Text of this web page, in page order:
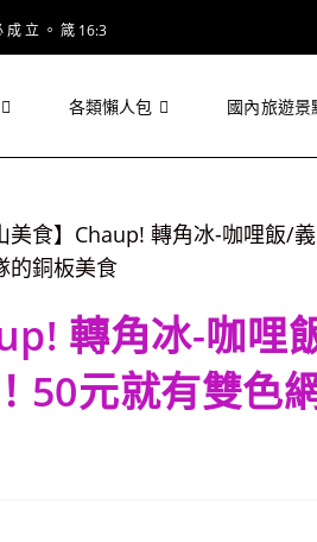
成 立 。 箴 16:3
各類懶人包 國內旅遊景
轉角冰-咖哩
50元就有雙色